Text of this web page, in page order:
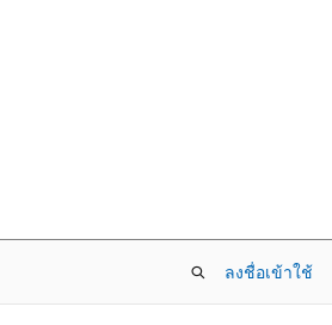
ลงชื่อเข้าใช้